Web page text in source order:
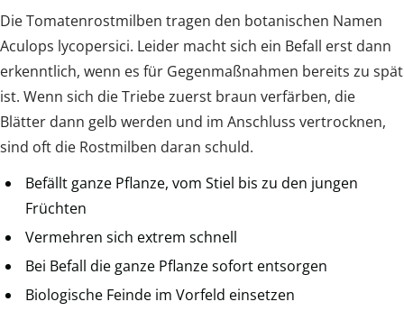
Die Tomatenrostmilben tragen den botanischen Namen
Aculops lycopersici. Leider macht sich ein Befall erst dann
erkenntlich, wenn es für Gegenmaßnahmen bereits zu spät
ist. Wenn sich die Triebe zuerst braun verfärben, die
Blätter dann gelb werden und im Anschluss vertrocknen,
sind oft die Rostmilben daran schuld.
Befällt ganze Pflanze, vom Stiel bis zu den jungen
Früchten
Vermehren sich extrem schnell
Bei Befall die ganze Pflanze sofort entsorgen
Biologische Feinde im Vorfeld einsetzen